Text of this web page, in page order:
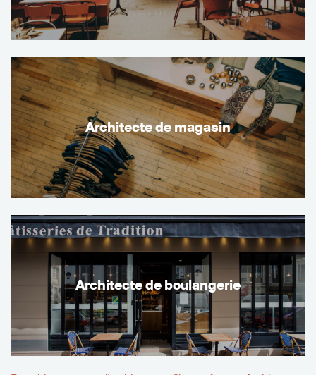
Architecte de magasin
Architecte de boulangerie